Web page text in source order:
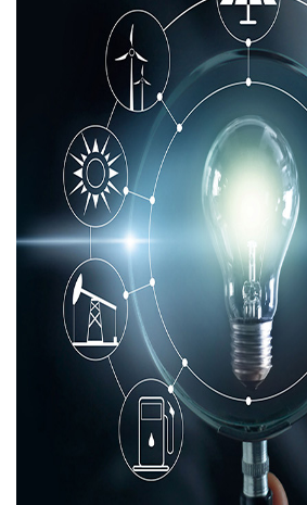
NOTÍCIAS
Insights
CONTATO
Fale conosco